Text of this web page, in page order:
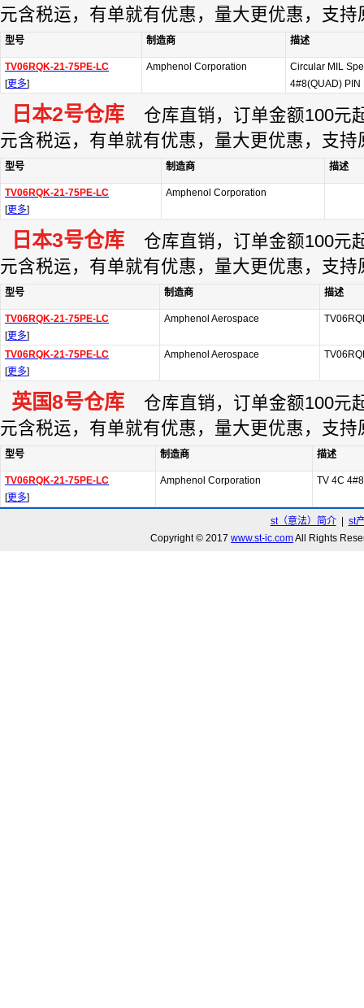
元含税运，有单就有优惠，量大更优惠，支持
型号 制造商 描述
TV06RQK-21-75PE-LC
[更多]
Amphenol Corporation
Circular MIL
4#8(QUAD) PIN
日本2号仓库 仓库直销，订单金额100元
元含税运，有单就有优惠，量大更优惠，支持
型号 制造商 描述
TV06RQK-21-75PE-LC
[更多]
Amphenol Corporation
日本3号仓库 仓库直销，订单金额100元
元含税运，有单就有优惠，量大更优惠，支持
型号 制造商 描述
TV06RQK-21-75PE-LC
[更多]
Amphenol Aerospace
TV06RQK-21-75PE-LC
[更多]
Amphenol Aerospace
英国8号仓库 仓库直销，订单金额100元
元含税运，有单就有优惠，量大更优惠，支持
型号 制造商 描述
TV06RQK-21-75PE-LC
[更多]
Amphenol Corporation TV 4C
st（意法）简介| st
Copyright © 2017 www.st-ic.comAll Rights